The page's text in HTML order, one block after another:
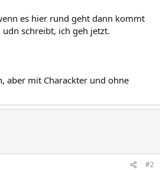
es hier rund geht dann kommt
schreibt, ich geh jetzt.
aber mit Charackter und ohne
#2